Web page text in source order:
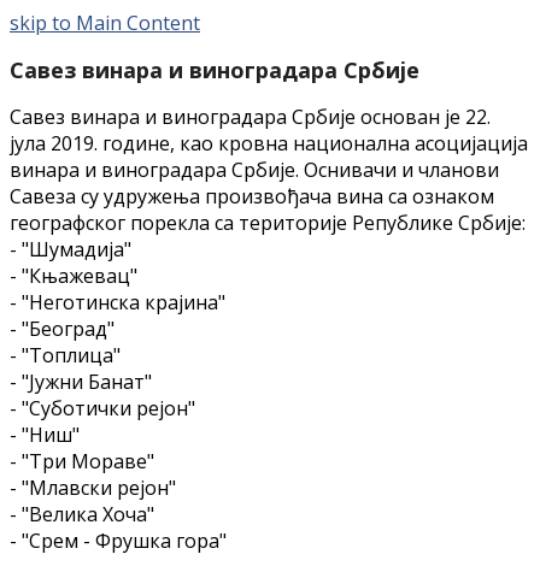
skip to Main Content
Савез винара и виноградара Србије
Савез винара и виноградара Србије основан је 22.
јула 2019. године, као кровна национална асоцијација
винара и виноградара Србије. Оснивачи и чланови
Савеза су удружења произвођача вина са ознаком
географског порекла са територије Републике Србије:
- "Шумадија"
- "Књажевац"
- "Неготинска крајина"
- "Београд"
- "Топлица"
- "Јужни Банат"
- "Суботички рејон"
- "Ниш"
- "Три Мораве"
- "Млавски рејон"
- "Велика Хоча"
- "Срем - Фрушка гора"